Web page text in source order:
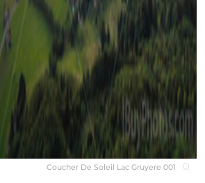
Coucher De Soleil Lac Gruyere 001